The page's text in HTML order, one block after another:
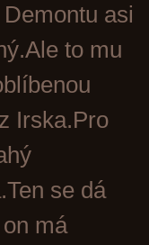
asi
to mu
Irska.Pro
se dá
má